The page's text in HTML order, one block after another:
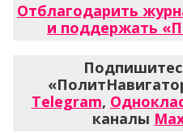
Отблагодарить
и поддержать
Telegram,
каналы